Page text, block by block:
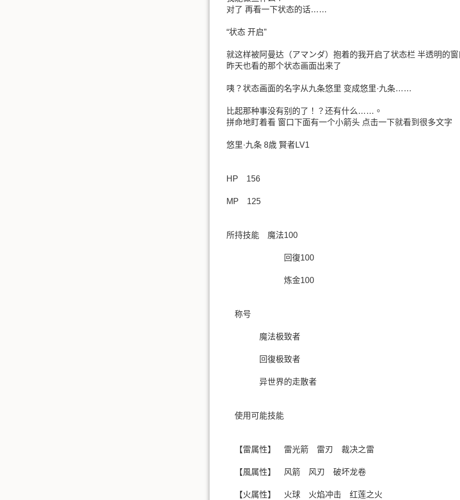
对了 再看一下状态的话……
“状态 开启”
就这样被阿曼达（アマンダ）抱着的我开启了状态栏 半透明的
昨天也看的那个状态画面出来了
咦？状态画面的名字从九条悠里 变成悠里·九条……
比起那种事没有别的了！？还有什么……。
拼命地盯着看 窗口下面有一个小箭头 点击一下就看到很多文字
悠里·九条 8歳 賢者LV1
HP 156
MP 125
所持技能 魔法100
回復100
炼金100
称号
魔法极致者
回復极致者
异世界的走散者
使用可能技能
【雷属性】 雷光箭 雷刃 裁决之雷
【風属性】 风箭 风刃 破坏龙卷
【火属性】 火球 火焰冲击 红莲之火